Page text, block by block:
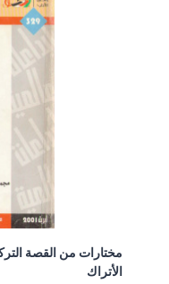
مختارات من القصة
الأتراك